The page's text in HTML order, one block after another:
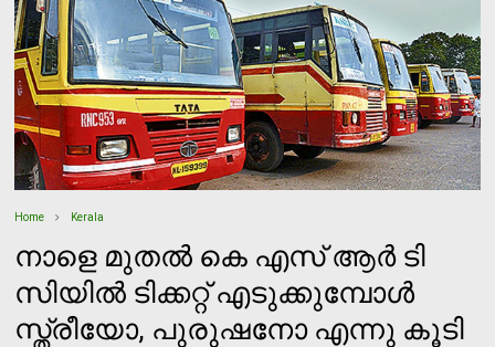
Home Kerala
നാളെ മുതൽ കെ എസ് ആർ ടി
സിയിൽ ടിക്കറ്റ് എടുക്കുമ്പോൾ
സ്ത്രീയോ, പുരുഷനോ എന്നു കൂടി